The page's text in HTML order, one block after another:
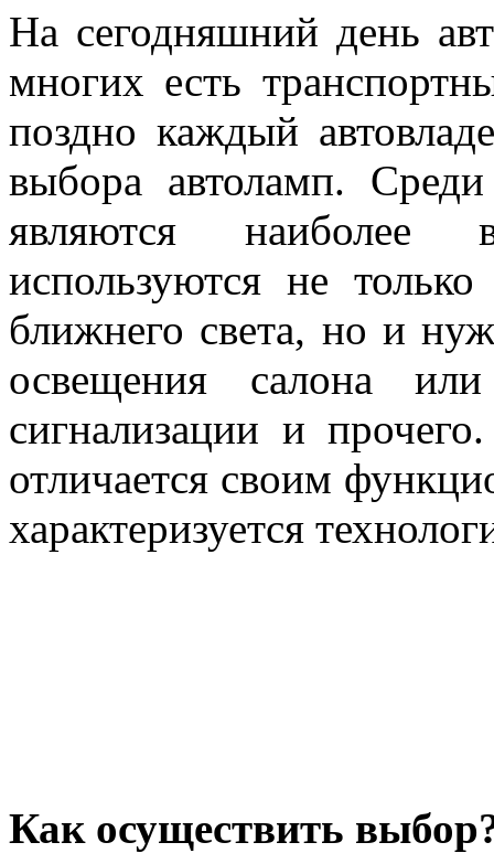
На сегодняшний день
многих есть
поздно каждый
выбора автоламп.
являются наиболее
используются не
ближнего света, но и
освещения салона
сигнализации и
отличается своим
характеризуется
Как осуществить